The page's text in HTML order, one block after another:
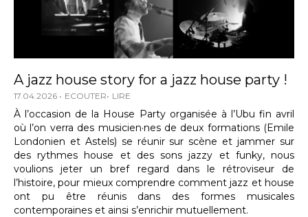
A jazz house story for a jazz house party !
17.04.2026 ECOUTER LIRE
À l’occasion de la House Party organisée à l’Ubu fin avril
où l’on verra des musicien·nes de deux formations (Emile
Londonien et Astels) se réunir sur scène et jammer sur
des rythmes house et des sons jazzy et funky, nous
voulions jeter un bref regard dans le rétroviseur de
l’histoire, pour mieux comprendre comment jazz et house
ont pu être réunis dans des formes musicales
contemporaines et ainsi s’enrichir mutuellement.